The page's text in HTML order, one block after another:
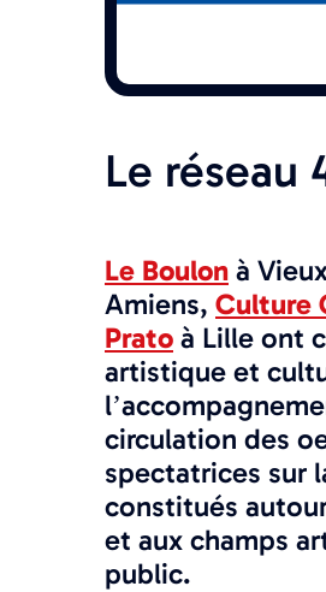
Le réseau
Le Boulon à
Amiens, Culture
Prato à Lille ont
artistique et
circulation des
spectatrices sur
constitués
et aux champs
public.